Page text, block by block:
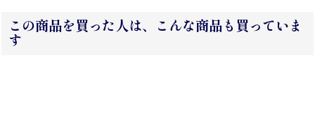
この商品を買った人は、こんな商品も買っていま
す